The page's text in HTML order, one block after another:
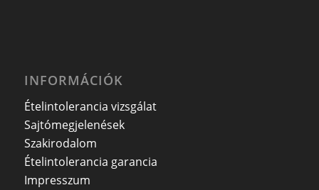
INFORMÁCIÓK
Ételintolerancia vizsgálat
Sajtómegjelenések
Szakirodalom
Ételintolerancia garancia
Impresszum